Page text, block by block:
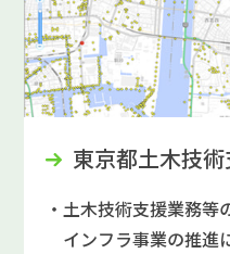
東京都土木技
・土木技術支援業務等
インフラ事業の推進